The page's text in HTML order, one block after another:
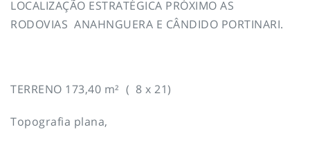
LOCALIZAÇÃO ESTRATÉGICA PRÓXIMO AS
RODOVIAS ANAHNGUERA E CÂNDIDO PORTINARI.
TERRENO 173,40 m² ( 8 x 21)
Topografia plana,